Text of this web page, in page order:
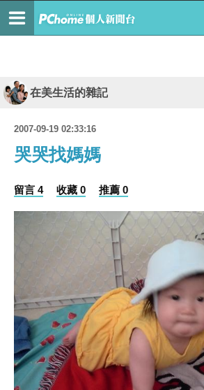
在美生活的雜記
2007-09-19 02:33:16
哭哭找媽媽
留言 4 收藏 0 推薦 0